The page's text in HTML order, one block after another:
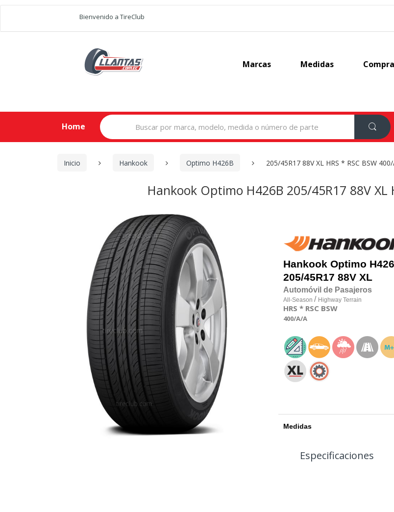
Bienvenido a TireClub
Marcas Medidas
Home
Search
for:
Inicio Hankook Optimo H426B 205/45R17 88V XL HRS * RSC BSW
Hankook Optimo H426B 205/45R17 88V XL
Hankook Optimo
205/45R17 88V XL
Automóvil de Pasajeros
All-Season / Highway Terrain
HRS * RSC BSW
400/A/A
Medidas
Especificaciones